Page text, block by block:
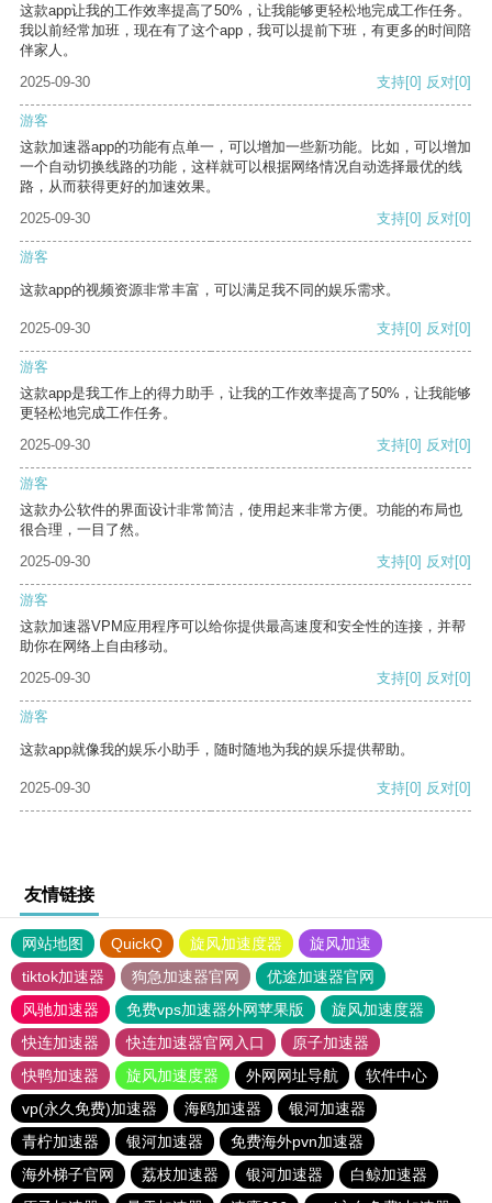
这款app让我的工作效率提高了50%，让我能够更轻松地完成工作任务。
我以前经常加班，现在有了这个app，我可以提前下班，有更多的时间陪
伴家人。
2025-09-30
支持[0] 反对[0]
游客
这款加速器app的功能有点单一，可以增加一些新功能。比如，可以增加
一个自动切换线路的功能，这样就可以根据网络情况自动选择最优的线
路，从而获得更好的加速效果。
2025-09-30
支持[0] 反对[0]
游客
这款app的视频资源非常丰富，可以满足我不同的娱乐需求。
2025-09-30 支持[0] 反对[0]
游客
这款app是我工作上的得力助手，让我的工作效率提高了50%，让我能够
更轻松地完成工作任务。
2025-09-30
支持[0] 反对[0]
游客
这款办公软件的界面设计非常简洁，使用起来非常方便。功能的布局也
很合理，一目了然。
2025-09-30
支持[0] 反对[0]
游客
这款加速器VPM应用程序可以给你提供最高速度和安全性的连接，并帮
助你在网络上自由移动。
2025-09-30
支持[0] 反对[0]
游客
这款app就像我的娱乐小助手，随时随地为我的娱乐提供帮助。
2025-09-30 支持[0] 反对[0]
友情链接
网站地图 QuickQ 旋风加速度器
旋风加速
tiktok加速器
狗急加速器官网
优途加速器官网
风驰加速器
免费vps加速器外网苹果版
旋风加速度器
快连加速器
快连加速器官网入口
原子加速器
快鸭加速器
旋风加速度器 外网网址导航
软件中心
vp(永久免费)加速器
海鸥加速器
银河加速器
青柠加速器
银河加速器
免费海外pvn加速器
海外梯子官网
荔枝加速器 银河加速器
白鲸加速器